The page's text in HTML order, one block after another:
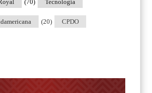
Tecnologia
(70)
CPDO
(20)